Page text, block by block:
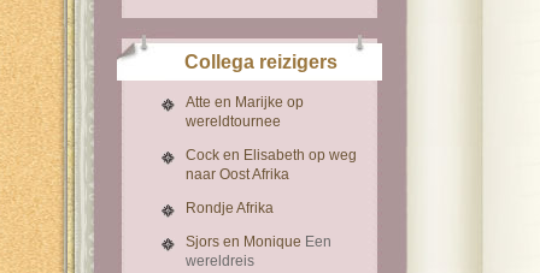
Collega reizigers
Atte en Marijke op
wereldtournee
Cock en Elisabeth op weg
naar Oost Afrika
Rondje Afrika
Sjors en Monique Een
wereldreis